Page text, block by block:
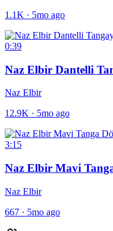
1.1K · 5mo ago
0:39
Naz Elbir Dantelli
Naz Elbir
12.9K · 5mo ago
3:15
Naz Elbir Mavi
Naz Elbir
667 · 5mo ago